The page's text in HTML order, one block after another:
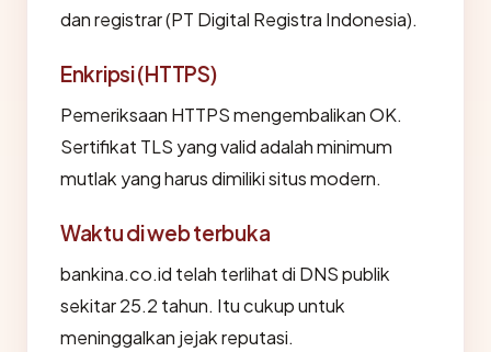
dan registrar (PT Digital Registra Indonesia).
Enkripsi (HTTPS)
Pemeriksaan HTTPS mengembalikan OK.
Sertifikat TLS yang valid adalah minimum
mutlak yang harus dimiliki situs modern.
Waktu di web terbuka
bankina.co.id telah terlihat di DNS publik
sekitar 25.2 tahun. Itu cukup untuk
meninggalkan jejak reputasi.